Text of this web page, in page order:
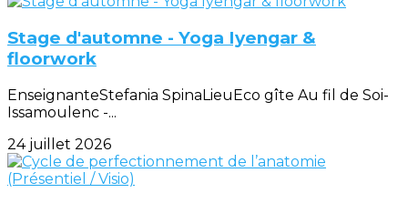
Stage d'automne - Yoga Iyengar &
floorwork
EnseignanteStefania SpinaLieuEco gîte Au fil de Soi-
Issamoulenc -...
24 juillet 2026